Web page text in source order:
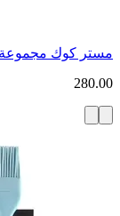
مستر كوك مجموعة
280.00